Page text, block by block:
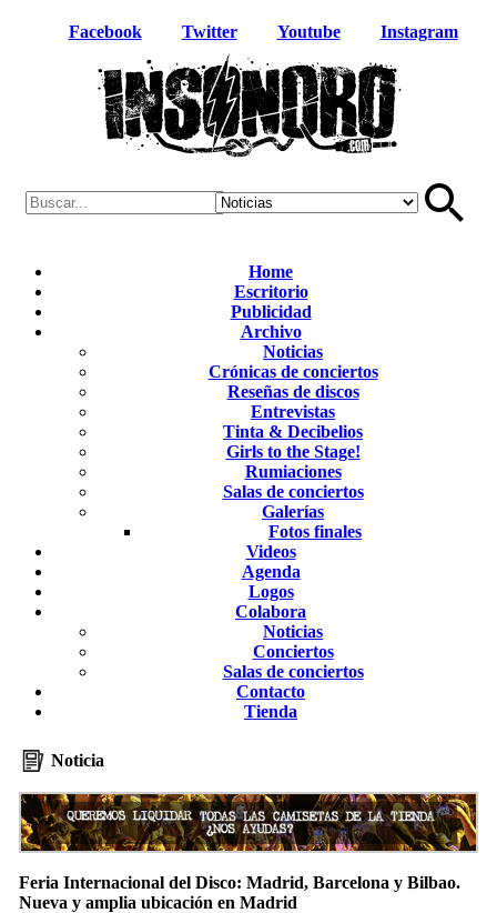
Facebook Twitter Youtube Instagram
Home
Escritorio
Publicidad
Archivo
Noticias
Crónicas de conciertos
Reseñas de discos
Entrevistas
Tinta & Decibelios
Girls to the Stage!
Rumiaciones
Salas de conciertos
Galerías
Fotos finales
Videos
Agenda
Logos
Colabora
Noticias
Conciertos
Salas de conciertos
Contacto
Tienda
Noticia
Feria Internacional del Disco: Madrid, Barcelona y Bilbao.
Nueva y amplia ubicación en Madrid